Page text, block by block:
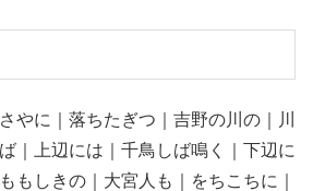
やに｜落ちたぎつ｜吉野の川の｜川
｜上辺には｜千鳥しば鳴く｜下辺に
もしきの｜大宮人も｜をちこちに｜